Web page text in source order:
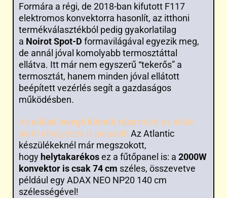
Formára a régi, de 2018-ban kifutott F117
elektromos konvektorra hasonlít, az itthoni
termékválasztékból pedig gyakorlatilag
a Noirot Spot-D formavilágával egyezik meg,
de annál jóval komolyabb termosztáttal
ellátva. Itt már nem egyszerű “tekerős” a
termosztát, hanem minden jóval ellátott
beépített vezérlés segít a gazdaságos
működésben.
Az elülső levegő kiömlő rács miatt az ablak
alatti elhelyezés is javasolt! Az Atlantic
készülékeknél már megszokott,
hogy helytakarékosez a fűtőpanel is: a 2000W
konvektor is csak 74 cm széles, összevetve
például egy ADAX NEO NP20 140 cm
szélességével!